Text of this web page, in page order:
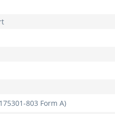
803 Form A)